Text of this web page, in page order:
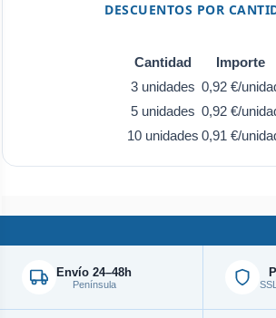
DESCUENTOS POR
Cantidad
Importe
3 unidades 0,92 €/
5 unidades 0,92 €/
10 unidades 0,91 €/
Envío 24–48h
Península